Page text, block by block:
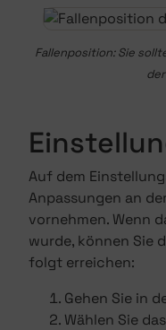
Fallenposition: Sie
Auf dem
Anpassungen an
vornehmen. Wenn
wurde, können Sie
folgt erreichen:
Gehen Sie in
Wählen Sie